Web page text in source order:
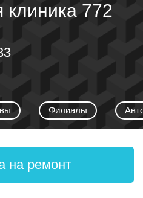
клиника 772
Филиалы
на ремонт